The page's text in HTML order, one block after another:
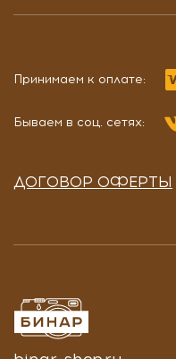
Принимаем к оплате:
Бываем в соц. сетях:
ДОГОВОР ОФЕРТЫ